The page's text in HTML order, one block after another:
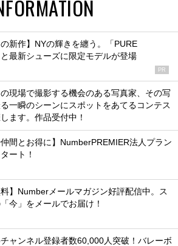
の新作】NYの輝きを纏う。「PURE
最新シューズに限定モデルが登場
PR
現場で撮影する機会のある写真家、その写
一瞬のシーンにスポットをあてるコンテス
ます。作品受付中！
仲間とお得に】NumberPREMIER法人プラン
ート！
料】Numberメールマガジン好評配信中。ス
今」をメールでお届け！
ャンネル登録者数60,000人突破！バレーボ